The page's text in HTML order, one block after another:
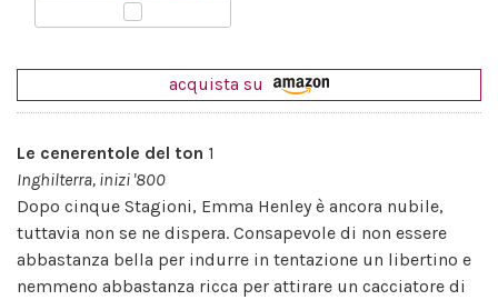
acquista su
Le cenerentole del ton 1
Inghilterra, inizi '800
Dopo cinque Stagioni, Emma Henley è ancora nubile,
tuttavia non se ne dispera. Consapevole di non essere
abbastanza bella per indurre in tentazione un libertino e
nemmeno abbastanza ricca per attirare un cacciatore di